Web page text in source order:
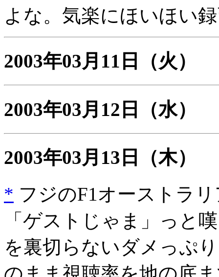
よな。気楽にほいほい
2003年03月11日 （火）
2003年03月12日 （水）
2003年03月13日
（木）
* フジのF1オーストラ
「ゲストじゃま」っと
を裏切らないダメっぷ